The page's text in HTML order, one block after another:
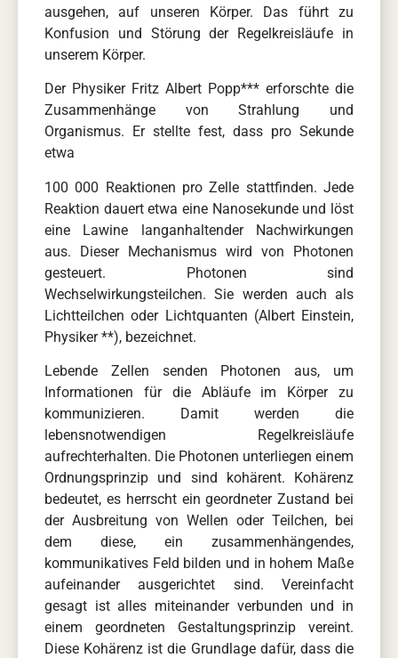
ausgehen, auf unseren Körper. Das führt zu
Konfusion und Störung der Regelkreisläufe in
unserem Körper.
Der Physiker Fritz Albert Popp*** erforschte die
Zusammenhänge von Strahlung und
Organismus. Er stellte fest, dass pro Sekunde
etwa
100 000 Reaktionen pro Zelle stattfinden. Jede
Reaktion dauert etwa eine Nanosekunde und löst
eine Lawine langanhaltender Nachwirkungen
aus. Dieser Mechanismus wird von Photonen
gesteuert. Photonen sind
Wechselwirkungsteilchen. Sie werden auch als
Lichtteilchen oder Lichtquanten (Albert Einstein,
Physiker **), bezeichnet.
Lebende Zellen senden Photonen aus, um
Informationen für die Abläufe im Körper zu
kommunizieren. Damit werden die
lebensnotwendigen Regelkreisläufe
aufrechterhalten. Die Photonen unterliegen einem
Ordnungsprinzip und sind kohärent. Kohärenz
bedeutet, es herrscht ein geordneter Zustand bei
der Ausbreitung von Wellen oder Teilchen, bei
dem diese, ein zusammenhängendes,
kommunikatives Feld bilden und in hohem Maße
aufeinander ausgerichtet sind. Vereinfacht
gesagt ist alles miteinander verbunden und in
einem geordneten Gestaltungsprinzip vereint.
Diese Kohärenz ist die Grundlage dafür, dass die